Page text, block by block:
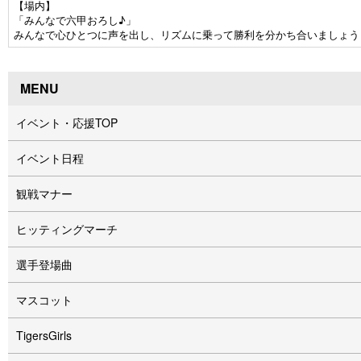
【場内】
「みんなで六甲おろし♪」
みんなで心ひとつに声を出し、リズムに乗って勝利を分かち合いましょ
MENU
イベント・応援TOP
イベント⽇程
観戦マナー
ヒッティングマーチ
選手登場曲
マスコット
TigersGirls